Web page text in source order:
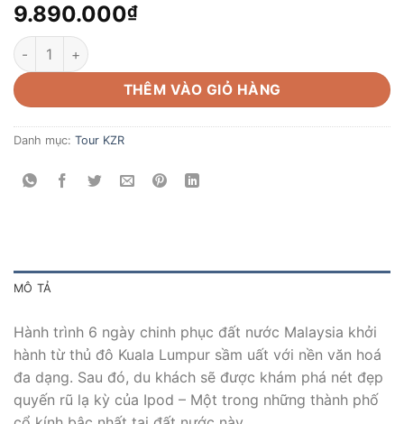
9.890.000₫
Tour 6 ngày khám phá Kuala Lumpur - Ipod - Penang -
THÊM VÀO GIỎ HÀNG
Danh mục: Tour KZR
MÔ TẢ
Hành trình 6 ngày chinh phục đất nước Malaysia khởi
hành từ thủ đô Kuala Lumpur sầm uất với nền văn hoá
đa dạng. Sau đó, du khách sẽ được khám phá nét đẹp
quyến rũ lạ kỳ của Ipod – Một trong những thành phố